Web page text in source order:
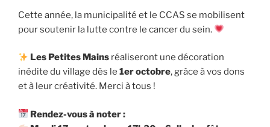
Cette année, la municipalité et le CCAS se mobilisent
pour soutenir la lutte contre le cancer du sein.
Les Petites Mains réaliseront une décoration
inédite du village dès le 1er octobre, grâce à vos dons
et à leur créativité. Merci à tous !
Rendez-vous à noter :